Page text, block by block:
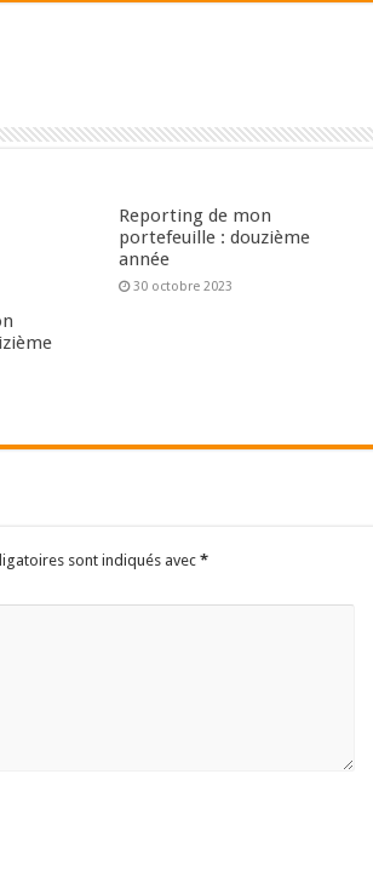
Reporting de mon
portefeuille : douzième
année
30 octobre 2023
sont indiqués avec *